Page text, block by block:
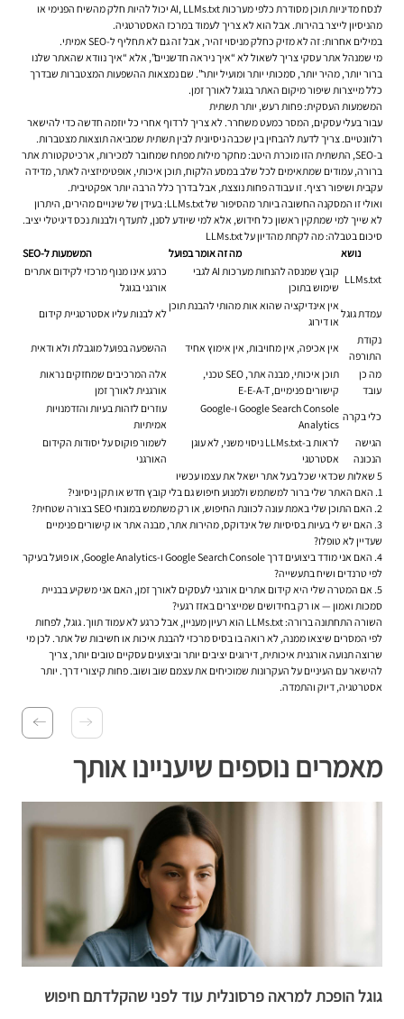
לנסח מדיניות תוכן מסודרת כלפי מערכות AI, LLMs.txt יכול להיות חלק מהשיח הפנימי או
מהניסיון לייצר בהירות. אבל הוא לא צריך לעמוד במרכז האסטרטגיה.
במילים אחרות: זה לא מזיק כחלק מניסוי זהיר, אבל זה גם לא תחליף ל-SEO אמיתי.
מי שמנהל אתר עסקי צריך לשאול לא “איך ניראה חדשניים”, אלא “איך נוודא שהאתר שלנו
ברור יותר, מהיר יותר, סמכותי יותר ומועיל יותר”. שם נמצאות ההשפעות המצטברות שבדרך
כלל מייצרות שיפור מיקום האתר בגוגל לאורך זמן.
המשמעות העסקית: פחות רעש, יותר תשתית
עבור בעלי עסקים, המסר כמעט משחרר. לא צריך לרדוף אחרי כל יוזמה חדשה כדי להישאר
רלוונטיים. צריך לדעת להבחין בין שכבה ניסיונית לבין תשתית שמביאה תוצאות מצטברות.
ב-SEO, התשתית הזו מוכרת היטב: מחקר מילות מפתח שמחובר למכירות, ארכיטקטורת אתר
ברורה, עמודים שמתאימים לכל שלב במסע הלקוח, תוכן איכותי, אופטימיזציה לאתר, מדידה
עקבית ושיפור רציף. זו עבודה פחות נוצצת, אבל בדרך כלל הרבה יותר אפקטיבית.
ואולי זו המסקנה החשובה ביותר מהסיפור של LLMs.txt: בעידן של שינויים מהירים, היתרון
לא שייך למי שמתקין ראשון כל חידוש, אלא למי שיודע לסנן, לתעדף ולבנות נכס דיגיטלי יציב.
סיכום בטבלה: מה לקחת מהדיון על LLMs.txt
נושא
מה זה אומר בפועל
המשמעות ל-SEO
LLMs.txt
קובץ שמנסה להנחות מערכות AI לגבי
שימוש בתוכן
כרגע אינו מנוף מרכזי לקידום אתרים
אורגני בגוגל
עמדת גוגל
אין אינדיקציה שהוא אות מהותי להבנת תוכן
או דירוג
לא לבנות עליו אסטרטגיית קידום
נקודת
התורפה
אין אכיפה, אין מחויבות, אין אימוץ אחיד
ההשפעה בפועל מוגבלת ולא ודאית
מה כן
עובד
תוכן איכותי, מבנה אתר, SEO טכני,
קישורים פנימיים, E-E-A-T
אלה המרכיבים שמחזקים נראות
אורגנית לאורך זמן
כלי בקרה
Google Search Console ו-Google
Analytics
עוזרים לזהות בעיות והזדמנויות
אמיתיות
הגישה
הנכונה
לראות ב-LLMs.txt ניסוי משני, לא עוגן
אסטרטגי
לשמור פוקוס על יסודות הקידום
האורגני
5 שאלות שכדאי שכל בעל אתר ישאל את עצמו עכשיו
1. האם האתר שלי ברור למשתמש ולמנוע חיפוש גם בלי קובץ חדש או תקן ניסיוני?
2. האם התוכן שלי באמת עונה לכוונת החיפוש, או רק משתמש במונחי SEO בצורה שטחית?
3. האם יש לי בעיות בסיסיות של אינדוקס, מהירות אתר, מבנה אתר או קישורים פנימיים
שעדיין לא טופלו?
4. האם אני מודד ביצועים דרך Google Search Console ו-Google Analytics, או פועל בעיקר
לפי טרנדים ושיח בתעשייה?
5. אם המטרה שלי היא קידום אתרים אורגני לעסקים לאורך זמן, האם אני משקיע בבניית
סמכות ואמון — או רק בחידושים שמייצרים באזז רגעי?
השורה התחתונה ברורה: LLMs.txt הוא רעיון מעניין, אבל כרגע לא עמוד תווך. גוגל, לפחות
לפי המסרים שיצאו ממנה, לא רואה בו בסיס מרכזי להבנת איכות או חשיבות של אתר. לכן מי
שרוצה תנועה אורגנית איכותית, דירוגים יציבים יותר וביצועים עסקיים טובים יותר, צריך
להישאר עם העיניים על העקרונות שמוכיחים את עצמם שוב ושוב. פחות קיצורי דרך. יותר
אסטרטגיה, דיוק והתמדה.
מאמרים נוספים שיעניינו אותך
גוגל הופכת למראה פרסונלית עוד לפני שהקלדתם חיפוש